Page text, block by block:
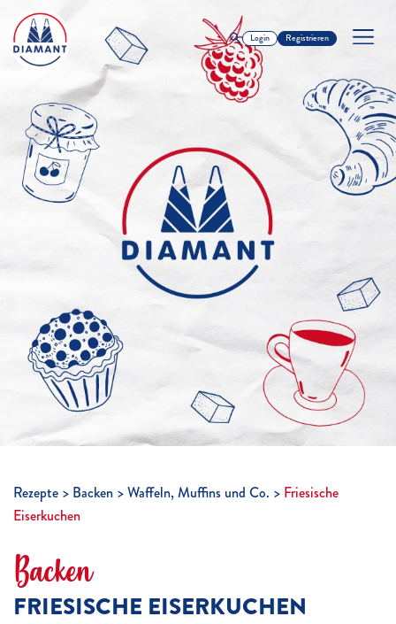
Login Registrieren
Rezepte Backen Waffeln, Muffins und Co.
Friesische
Eiserkuchen
Backen
FRIESISCHE EISERKUCHEN